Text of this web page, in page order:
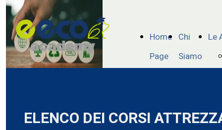
Home
Page
Chi
Siamo
Le
ELENCO DEI CORSI